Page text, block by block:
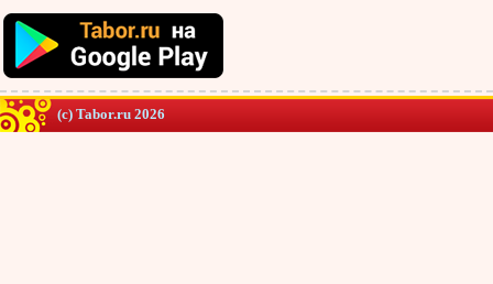
(c) Tabor.ru 2026